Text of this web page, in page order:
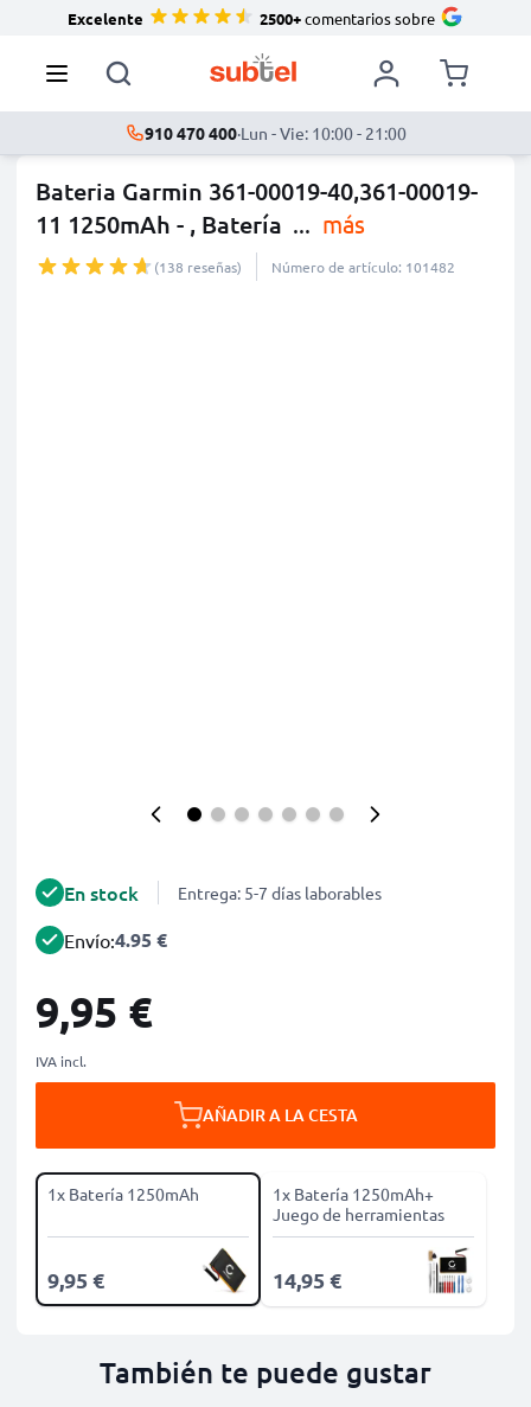
Excelente 2500+comentarios sobre
910 470 400·Lun - Vie: 10:00 - 21:00
Bateria Garmin 361-00019-40,361-00019-
11 1250mAh - , Batería ... más
(138 reseñas) Número de artículo: 101482
En stock Entrega: 5-7 días laborables
Envío:4.95 €
9,95 €
IVA incl.
AÑADIR A LA CESTA
1x Batería 1250mAh
9,95 €
1x Batería 1250mAh+
Juego de herramientas
14,95 €
También te puede gustar